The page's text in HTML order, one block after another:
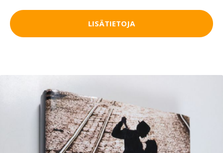
LISÄTIETOJA